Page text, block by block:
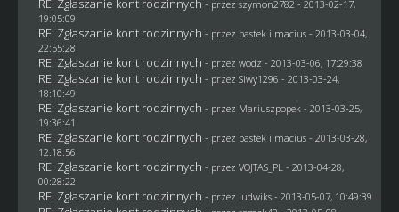
RE: Zgłaszanie kont rodzinnych - przez szymon2782 - 2013-02-17,
19:05:09
RE: Zgłaszanie kont rodzinnych - przez bastek i macius- 2013-03-04,
22:55:28
RE: Zgłaszanie kont rodzinnych - przez wodz - 2013-03-06, 17:29:38
RE: Zgłaszanie kont rodzinnych - przez Siwy1296 - 2013-03-24,
18:10:49
RE: Zgłaszanie kont rodzinnych - przez Mariuszpopek - 2013-03-25,
19:36:41
RE: Zgłaszanie kont rodzinnych - przez bastek i macius- 2013-03-28,
12:18:56
RE: Zgłaszanie kont rodzinnych - przez VOJTAS_PL- 2013-04-28,
00:28:22
RE: Zgłaszanie kont rodzinnych - przez ludwiks- 2013-05-07, 10:49:39